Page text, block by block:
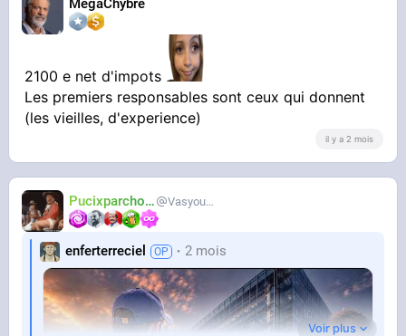
MegaChybre
2100 e net d'impots
Les premiers responsables sont ceux qui donnent
(les vieilles, d'experience)
il y a 2 mois
Pucixparchoix Vasyouioui_
enferterreciel 2 mois
Voir plus